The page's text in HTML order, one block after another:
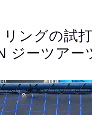
リングの試
ジーツアー